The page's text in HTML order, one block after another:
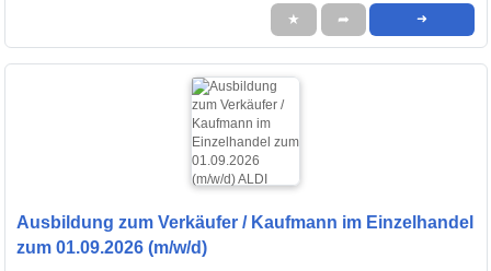
★ ➦ ➜
Ausbildung zum Verkäufer / Kaufmann im Einzelhandel
zum 01.09.2026 (m/w/d)